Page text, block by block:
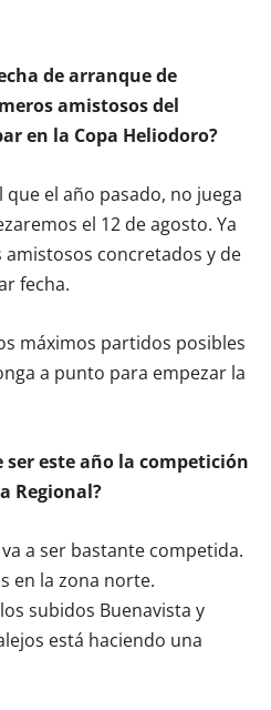
de arranque de
amistosos del
en la Copa Heliodoro?
que el año pasado, no juega
el 12 de agosto. Ya
concretados y de
fecha.
máximos partidos posibles
a punto para empezar la
ser este año la competición
Regional?
a ser bastante competida.
en la zona norte.
subidos Buenavista y
está haciendo una